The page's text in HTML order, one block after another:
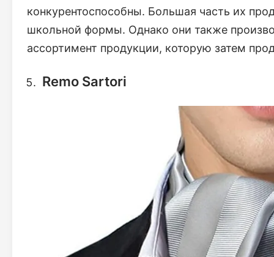
конкурентоспособны. Большая часть их
школьной формы. Однако они также
ассортимент продукции, которую затем
Remo Sartori